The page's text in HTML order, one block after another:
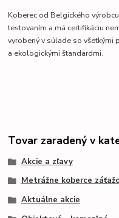
Koberec od Belgického
testovaním a má certifikáciu
vyrobený v súlade so všetkými
a ekologickými štandardmi.
Tovar zaradený v
Akcie a zľavy
Metrážne koberce
Aktuálne akcie